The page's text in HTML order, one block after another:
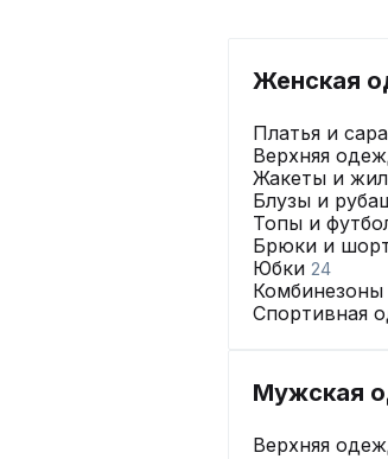
Женская
Платья и
Верхняя
Жакеты и
Блузы и
Топы и
Брюки и
Юбки 24
Комбинезоны
Спортивная
Мужская
Верхняя